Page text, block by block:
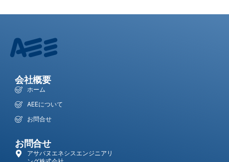
会社概要
ホーム
AEEについて
お問合せ
お問合せ
アサバヌエネシスエンジニアリ